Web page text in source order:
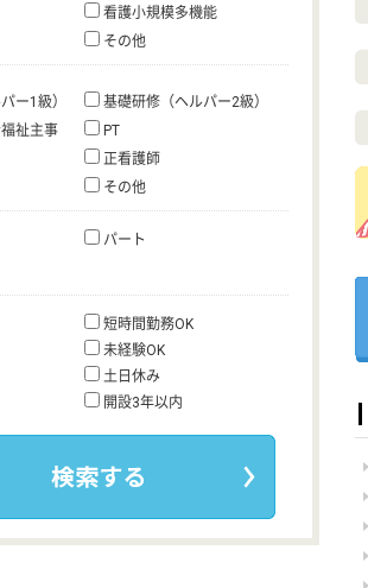
看護小規模多機能
その他
ー1級）
基礎研修（ヘルパー2級）
祉主事
PT
正看護師
その他
パート
短時間勤務OK
未経験OK
土日休み
開設3年以内